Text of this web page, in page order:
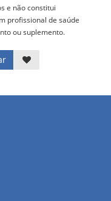
e não constitui
profissional de saúde
ou suplemento.